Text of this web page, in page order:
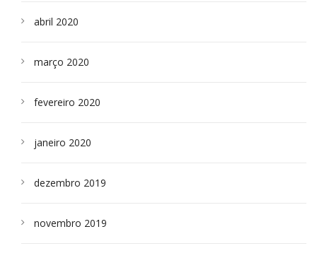
abril 2020
março 2020
fevereiro 2020
janeiro 2020
dezembro 2019
novembro 2019